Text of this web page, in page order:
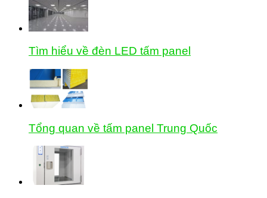
Tìm hiểu về đèn LED tấm panel
Tổng quan về tấm panel Trung Quốc